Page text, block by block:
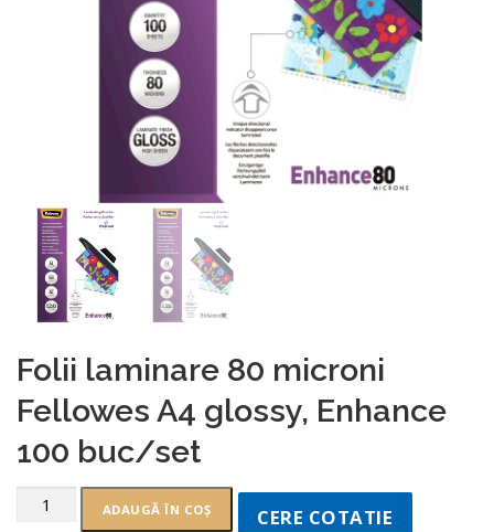
Folii laminare 80 microni
Fellowes A4 glossy, Enhance
100 buc/set
ADAUGĂ ÎN COȘ CERE COTATIE